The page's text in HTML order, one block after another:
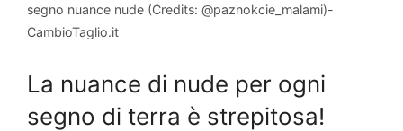
segno nuance nude (Credits: @paznokcie_malami)-
CambioTaglio.it
La nuance di nude per ogni
segno di terra è strepitosa!